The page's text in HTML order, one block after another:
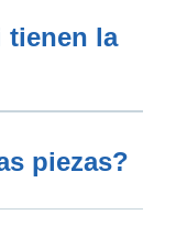
tienen la
piezas?